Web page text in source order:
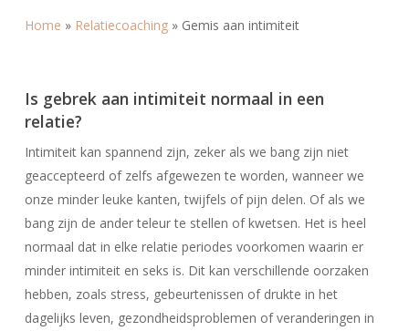
Home » Relatiecoaching» Gemis aan intimiteit
Is gebrek aan intimiteit normaal in een
relatie?
Intimiteit kan spannend zijn, zeker als we bang zijn niet
geaccepteerd of zelfs afgewezen te worden, wanneer we
onze minder leuke kanten, twijfels of pijn delen. Of als we
bang zijn de ander teleur te stellen of kwetsen. Het is heel
normaal dat in elke relatie periodes voorkomen waarin er
minder intimiteit en seks is. Dit kan verschillende oorzaken
hebben, zoals stress, gebeurtenissen of drukte in het
dagelijks leven, gezondheidsproblemen of veranderingen in